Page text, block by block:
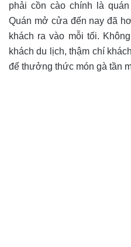
phải cồn cào chính là
Quán mở cửa đến nay đã
khách ra vào mỗi tối.
khách du lịch, thậm chí
để thưởng thức món gà tần